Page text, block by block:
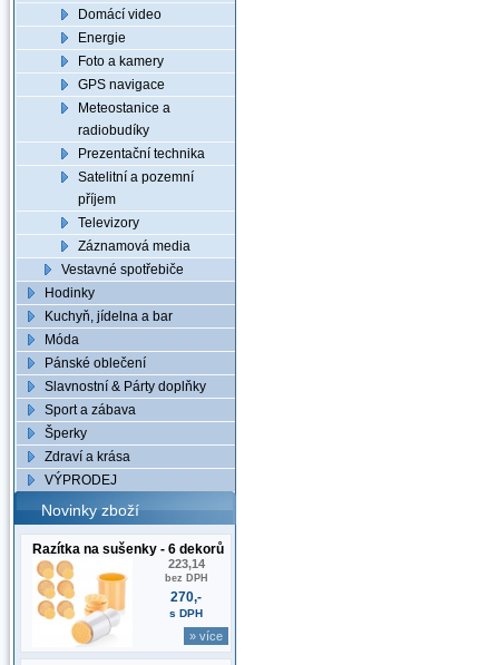
Domácí video
Energie
Foto a kamery
GPS navigace
Meteostanice a
radiobudíky
Prezentační technika
Satelitní a pozemní
příjem
Televizory
Záznamová media
Vestavné spotřebiče
Hodinky
Kuchyň, jídelna a bar
Móda
Pánské oblečení
Slavnostní & Párty doplňky
Sport a zábava
Šperky
Zdraví a krása
VÝPRODEJ
Novinky zboží
Razítka na sušenky - 6 dekorů
223,14
bez DPH
270,-
s DPH
» více